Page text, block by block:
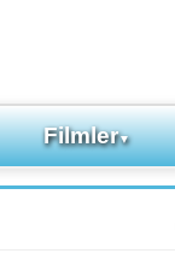
Filmler▼